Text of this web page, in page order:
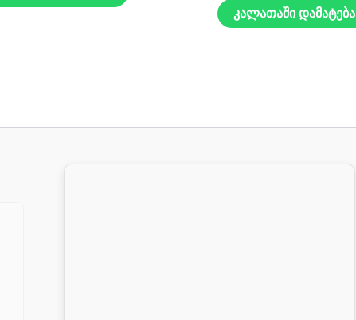
კალათაში დამატება